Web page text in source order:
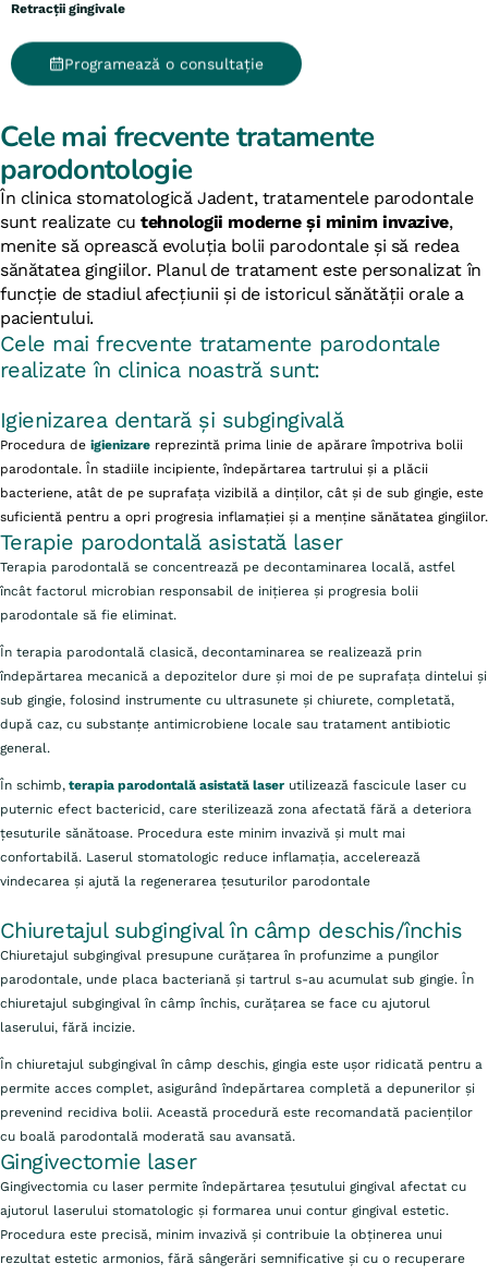
Retracții gingivale
Programează o consultație
Cele mai frecvente tratamente
parodontologie
În clinica stomatologică Jadent, tratamentele parodontale
sunt realizate cutehnologii moderne și minim invazive,
menite să oprească evoluția bolii parodontale și să redea
sănătatea gingiilor. Planul de tratament este personalizat în
funcție de stadiul afecțiunii și de istoricul sănătății orale a
pacientului.
Cele mai frecvente tratamente parodontale
realizate în clinica noastră sunt:
Igienizarea dentară și subgingivală
Procedura de igienizare reprezintă prima linie de apărare împotriva bolii
parodontale. În stadiile incipiente, îndepărtarea tartrului și a plăcii
bacteriene, atât de pe suprafața vizibilă a dinților, cât și de sub gingie, este
suficientă pentru a opri progresia inflamației și a menține sănătatea gingiilor.
Terapie parodontală asistată laser
Terapia parodontală se concentrează pe decontaminarea locală, astfel
încât factorul microbian responsabil de inițierea și progresia bolii
parodontale să fie eliminat.
În terapia parodontală clasică, decontaminarea se realizează prin
îndepărtarea mecanică a depozitelor dure și moi de pe suprafața dintelui și
sub gingie, folosind instrumente cu ultrasunete și chiurete, completată,
după caz, cu substanțe antimicrobiene locale sau tratament antibiotic
general.
În schimb, terapia parodontală asistată laser utilizează fascicule laser cu
puternic efect bactericid, care sterilizează zona afectată fără a deteriora
țesuturile sănătoase. Procedura este minim invazivă și mult mai
confortabilă. Laserul stomatologic reduce inflamația, accelerează
vindecarea și ajută la regenerarea țesuturilor parodontale
Chiuretajul subgingival în câmp deschis/închis
Chiuretajul subgingival presupune curățarea în profunzime a pungilor
parodontale, unde placa bacteriană și tartrul s-au acumulat sub gingie. În
chiuretajul subgingival în câmp închis, curățarea se face cu ajutorul
laserului, fără incizie.
În chiuretajul subgingival în câmp deschis, gingia este ușor ridicată pentru a
permite acces complet, asigurând îndepărtarea completă a depunerilor și
prevenind recidiva bolii. Această procedură este recomandată pacienților
cu boală parodontală moderată sau avansată.
Gingivectomie laser
Gingivectomia cu laser permite îndepărtarea țesutului gingival afectat cu
ajutorul laserului stomatologic și formarea unui contur gingival estetic.
Procedura este precisă, minim invazivă și contribuie la obținerea unui
rezultat estetic armonios, fără sângerări semnificative și cu o recuperare